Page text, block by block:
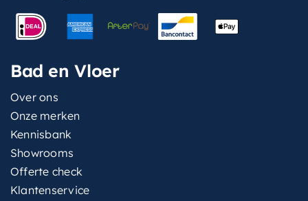
Bad en Vloer
Over ons
Onze merken
Kennisbank
Showrooms
Offerte check
Klantenservice